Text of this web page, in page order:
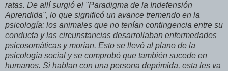
ratas. De allí surgió el "Paradigma de la Indefensión
Aprendida", lo que significó un avance tremendo en la
psicología: los animales que no tenían contingencia entre su
conducta y las circunstancias desarrollaban enfermedades
psicosomáticas y morían. Esto se llevó al plano de la
psicología social y se comprobó que también sucede en
humanos. Si hablan con una persona deprimida, esta les va